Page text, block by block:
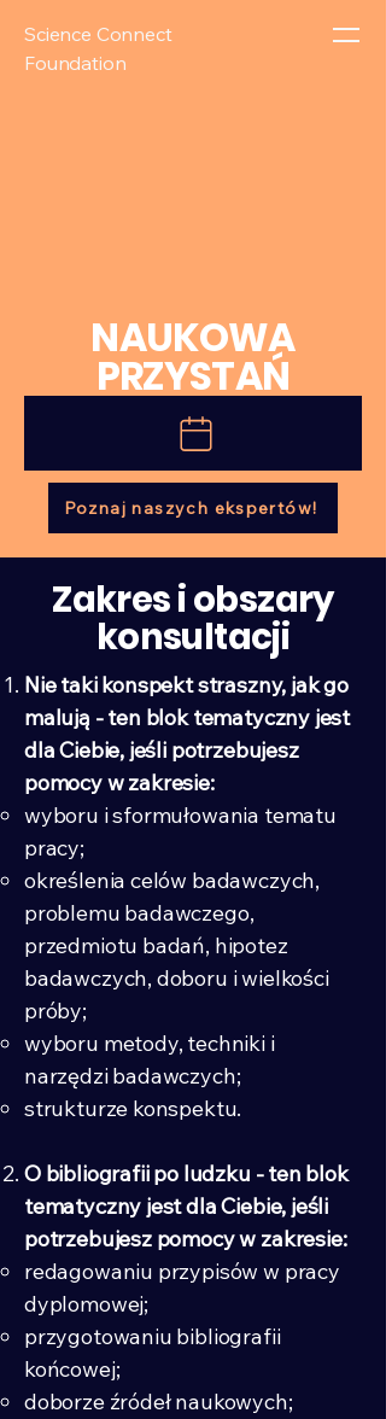
Science Connect
Foundation
SCIENCE
CONNECT
NAUKOWA
PRZYSTAŃ
Poznaj naszych ekspertów!
Zakres i obszary
konsultacji
Nie taki konspekt straszny, jak go
malują - ten blok tematyczny jest
dla Ciebie, jeśli potrzebujesz
pomocy w zakresie:​
wyboru i sformułowania tematu
pracy;
określenia celów badawczych,
problemu badawczego,
przedmiotu badań, hipotez
badawczych, doboru i wielkości
próby;
wyboru metody, techniki i
narzędzi badawczych;
strukturze konspektu.
O bibliografii po ludzku - ten blok
tematyczny jest dla Ciebie, jeśli
potrzebujesz pomocy w zakresie:
redagowaniu przypisów w pracy
dyplomowej;
przygotowaniu bibliografii
końcowej;
doborze źródeł naukowych;